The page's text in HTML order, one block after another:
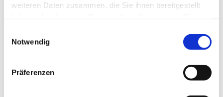
weiteren Daten zusammen, die Sie ihnen bereitgestellt
Notwendig
Präferenzen
Dies könnte Sie auch